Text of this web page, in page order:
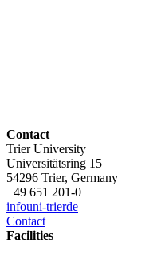
Contact
Trier University
Universitätsring 15
54296 Trier, Germany
+49 651 201-0
infouni-trierde
Contact
Facilities